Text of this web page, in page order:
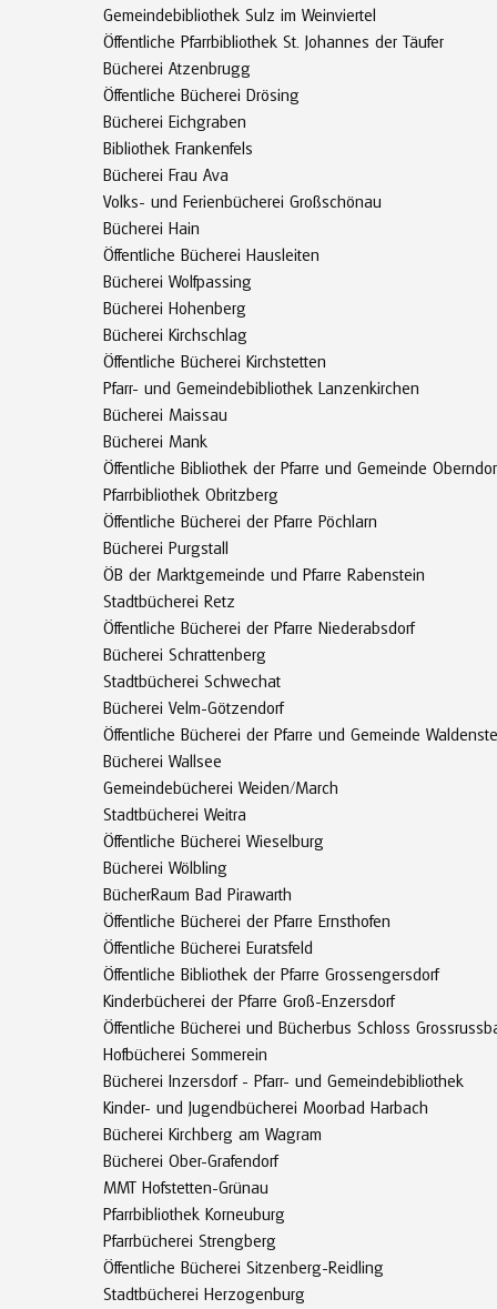
Gemeindebibliothek Sulz im Weinviertel
Öffentliche Pfarrbibliothek St. Johannes der Täufer
Bücherei Atzenbrugg
Öffentliche Bücherei Drösing
Bücherei Eichgraben
Bibliothek Frankenfels
Bücherei Frau Ava
Volks- und Ferienbücherei Großschönau
Bücherei Hain
Öffentliche Bücherei Hausleiten
Bücherei Wolfpassing
Bücherei Hohenberg
Bücherei Kirchschlag
Öffentliche Bücherei Kirchstetten
Pfarr- und Gemeindebibliothek Lanzenkirchen
Bücherei Maissau
Bücherei Mank
Öffentliche Bibliothek der Pfarre und Gemeinde
Pfarrbibliothek Obritzberg
Öffentliche Bücherei der Pfarre Pöchlarn
Bücherei Purgstall
ÖB der Marktgemeinde und Pfarre Rabenstein
Stadtbücherei Retz
Öffentliche Bücherei der Pfarre Niederabsdorf
Bücherei Schrattenberg
Stadtbücherei Schwechat
Bücherei Velm-Götzendorf
Öffentliche Bücherei der Pfarre und Gemeinde
Bücherei Wallsee
Gemeindebücherei Weiden/March
Stadtbücherei Weitra
Öffentliche Bücherei Wieselburg
Bücherei Wölbling
BücherRaum Bad Pirawarth
Öffentliche Bücherei der Pfarre Ernsthofen
Öffentliche Bücherei Euratsfeld
Öffentliche Bibliothek der Pfarre Grossengersdorf
Kinderbücherei der Pfarre Groß-Enzersdorf
Öffentliche Bücherei und Bücherbus Schloss
Hofbücherei Sommerein
Bücherei Inzersdorf - Pfarr- und Gemeindebibliothek
Kinder- und Jugendbücherei Moorbad Harbach
Bücherei Kirchberg am Wagram
Bücherei Ober-Grafendorf
MMT Hofstetten-Grünau
Pfarrbibliothek Korneuburg
Pfarrbücherei Strengberg
Öffentliche Bücherei Sitzenberg-Reidling
Stadtbücherei Herzogenburg